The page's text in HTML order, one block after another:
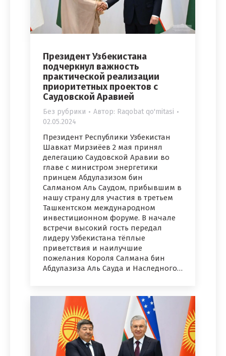
Президент Узбекистана
подчеркнул важность
практической реализации
приоритетных проектов с
Саудовской Аравией
Без рубрики Автор: Raqobat qo'mitasi
02.05.2024
Президент Республики Узбекистан
Шавкат Мирзиёев 2 мая принял
делегацию Саудовской Аравии во
главе с министром энергетики
принцем Абдулазизом бин
Салманом Аль Саудом, прибывшим в
нашу страну для участия в третьем
Ташкентском международном
инвестиционном форуме. В начале
встречи высокий гость передал
лидеру Узбекистана тёплые
приветствия и наилучшие
пожелания Короля Салмана бин
Абдулазиза Аль Сауда и Наследного…